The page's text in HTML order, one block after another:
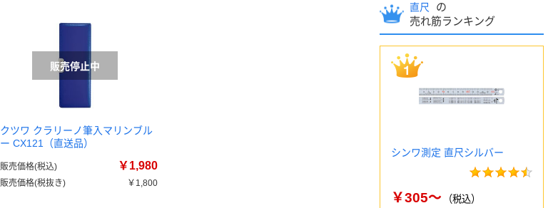
クツワ クラリーノ筆入マリンブル
ー CX121（直送品）
販売価格(税込) ￥1,980
販売価格(税抜き) ￥1,800
直尺
の
売れ筋ランキング
シンワ測定 直尺シルバー
￥305～ （税込）